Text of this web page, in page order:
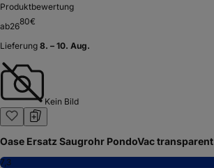
Produktbewertung
ab2680€
Lieferung 8. – 10. Aug.
Kein Bild
Oase Ersatz Saugrohr PondoVac transparent
7,3